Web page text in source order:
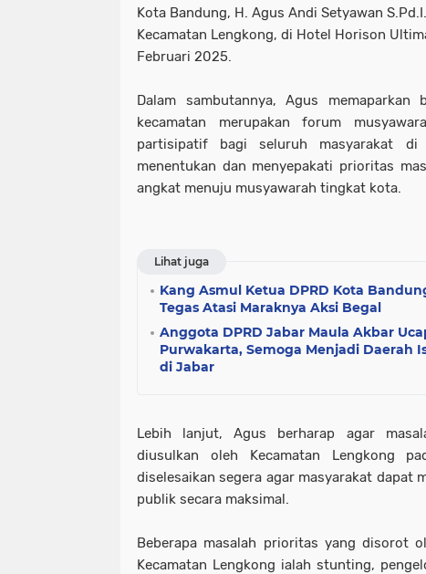
Kota Bandung, H. Agus Andi Setyawan
Kecamatan Lengkong, di Hotel Horison
Februari 2025.
Dalam sambutannya, Agus memaparkan
kecamatan merupakan forum
partisipatif bagi seluruh masyarakat
menentukan dan menyepakati prioritas
angkat menuju musyawarah tingkat kota.
Lihat juga
Kang Asmul Ketua DPRD Kota
Tegas Atasi Maraknya Aksi Begal
Anggota DPRD Jabar Maula Akbar
Purwakarta, Semoga Menjadi Daerah
di Jabar
Lebih lanjut, Agus berharap agar
diusulkan oleh Kecamatan Lengkong
diselesaikan segera agar masyarakat dapat
publik secara maksimal.
Beberapa masalah prioritas yang disorot
Kecamatan Lengkong ialah stunting,